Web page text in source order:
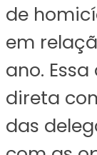
de
em
ano.
direta
das